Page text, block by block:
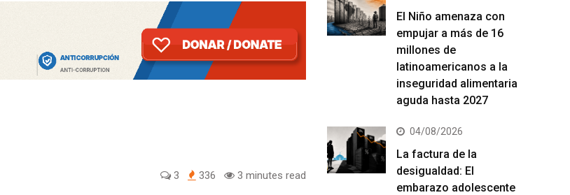
3 336 3 minutes read
El Niño amenaza con
empujar a más de 16
millones de
latinoamericanos a la
inseguridad alimentaria
aguda hasta 2027
04/08/2026
La factura de la
desigualdad: El
embarazo adolescente